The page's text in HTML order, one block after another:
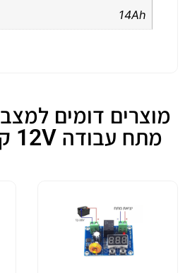
14Ah
מתח עבודה 12V קיבולת 14Ah